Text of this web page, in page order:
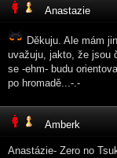
Anastazie
Děkuju. Ale mám
uvažuju, jakto, že jsou
se -ehm- budu
po hromadě...-.-
Amberk
Anastázie- Zero no